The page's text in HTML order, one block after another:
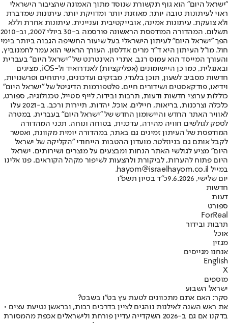
"ישראל היום" הוא גוף תקשורת שנוסד מתוך האמונה שהציבור הישראלי
ראוי לעיתונות טובה יותר, מאוזנת יותר ומדויקת יותר. עיתונות שמדברת
ולא צועקת. עיתונות אמינה, אובייקטיבית ועניינית. עיתונות אחרת וללא
תשלום. המהדורה המודפסת הראשונה פורסמה ב-30 ביולי 2007, וב-2010
הפך "ישראל היום" לעיתון הישראלי בעל שיעור החשיפה הגבוה ביותר בימי
חול. מו"ל העיתון היא ד"ר מרים אדלסון. העורך הראשי הוא עמר לחמנוביץ,
והעורך המייסד הוא עמוס רגב. אתרי האינטרנט של "ישראל היום" בעברית
ובאנגלית, כמו כן היישומונים (אפליקציות) לאנדרואיד ול-iOS, מציגים
חדשות מסביב לשעון, תוכן בלעדי, מבזקים ועדכונים, ניתוחים ופרשנויות,
וידיאו, פודקאסטים ושידורים חיים. פלטפורמות הדיגיטל של "ישראל היום"
כוללות ערוצי חדשות ודעות, תרבות ובידור, לייף סטייל, טכנולוגיה, ספורט,
כלכלה וצרכנות, בריאות, חיילים, אוכל, יהדות, תיירות ורכב. ב-2021 עלו
לאוויר האתר החדש והיישומון החדש של "ישראל היום" בעברית, במטרה
לספק לגולשים חוויה מהירה, עדכנית, בטוחה ונוחה. תכני המהדורה
המודפסת של העיתון זמינים גם באתר, במהדורה יומית מקוונת, ואפשר
לקבל אותם גם בניוזלטר. מועדון ההטבות הייחודי "הקליקה של ישראל
היום" מציע לגולשי האתר הנחות ומבצעים על מוצרים ושירותים. ישראל
היום פתוח להערות, לביקורת ולהצעות לשיפור מקהל הקוראים. פנו אלינו
במייל hayom@israelhayom.co.il.
יום שלישי, 9.6.2026
כ"ד בסיון תשפ"ו
חדשות
דעות
ספורט
ForReal
תרבות ובידור
אוכל
מגזין
אנחנו מגייסים
English
X
מוספים
ישראל השבוע
סקר: האם אתם מתכוונים לטעת עץ בט"ו בשבט?
את ראש השנה לאילנות נוהגים לציין בדרכים רבות, ובראשן נטיעת עצים •
בדקנו אם גם ב-2026 השקדייה עדיין פורחת ולישראלים אכפת מהמסורת